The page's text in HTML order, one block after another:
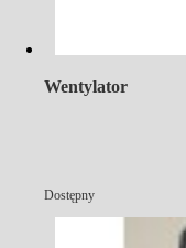
Wentylator
Dostępny